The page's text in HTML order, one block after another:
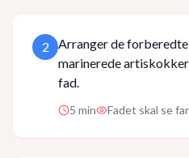
2
Arranger de
marinerede
fad.
5 min Fadet skal se